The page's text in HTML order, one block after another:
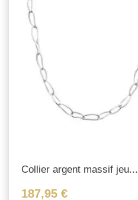
Collier argent massif jeu...
187,95 €